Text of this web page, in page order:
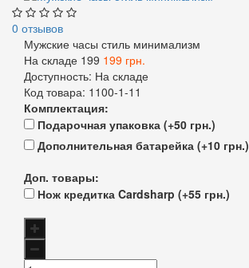
0 отзывов
Мужские часы стиль минимализм
На складе 199 199 грн.
Доступность: На складе
Код товара: 1100-1-11
Комплектация:
Подарочная упаковка (+50 грн.)
Дополнительная батарейка (+10 грн.)
Доп. товары:
Нож кредитка Cardsharp (+55 грн.)